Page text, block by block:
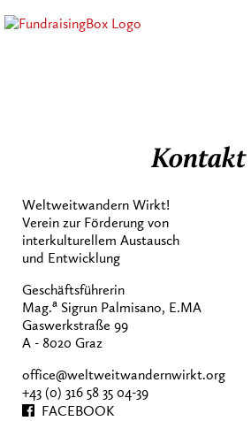
Kontakt
Weltweitwandern Wirkt!
Verein zur Förderung von
interkulturellem Austausch
und Entwicklung
Geschäftsführerin
Mag.a Sigrun Palmisano, E.MA
Gaswerkstraße 99
A - 8020 Graz
office@weltweitwandernwirkt.org
+43 (0) 316 58 35 04-39
FACEBOOK